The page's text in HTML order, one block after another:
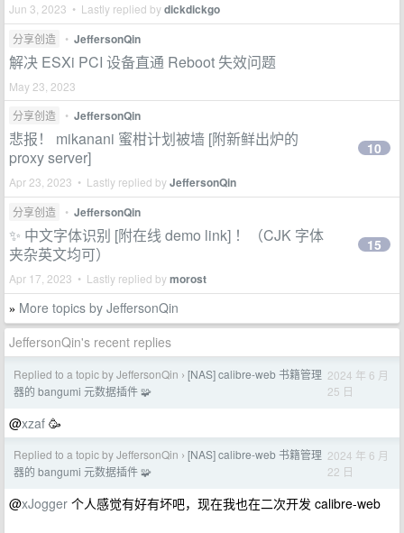
Jun 3, 2023 • Lastly replied bydickdickgo
分享创造 • JeffersonQin
解决 ESXi PCI 设备直通 Reboot 失效问题
May 23, 2023
分享创造
• JeffersonQin
悲报！ mikanani 蜜柑计划被墙 [附新鲜出炉的
proxy server]
Apr 23, 2023 • Lastly replied byJeffersonQin
10
分享创造 • JeffersonQin
✨ 中文字体识别 [附在线 demo link] ！（CJK 字体
夹杂英文均可）
Apr 17, 2023 • Lastly replied bymorost
15
» More topics by JeffersonQin
JeffersonQin's recent replies
Replied to a topic by JeffersonQin › [NAS] calibre-web 书籍管理
器的 bangumi 元数据插件 🧩
2024 年 6 月
25 日
@xzaf 🥳
Replied to a topic by JeffersonQin › [NAS] calibre-web 书籍管理
器的 bangumi 元数据插件 🧩
2024 年 6 月
22 日
@xJogger 个人感觉有好有坏吧，现在我也在二次开发 calibre-web